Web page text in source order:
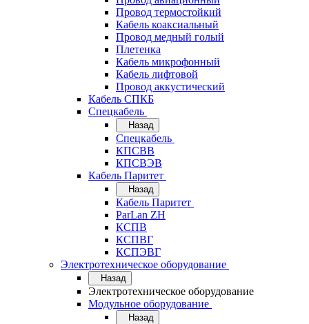
Провод термостойкий
Кабель коаксиальный
Провод медный голый
Плетенка
Кабель микрофонный
Кабель лифтовой
Провод аккустический
Кабель СПКБ
Спецкабель
Назад
Спецкабель
КПСВВ
КПСВЭВ
Кабель Паритет
Назад
Кабель Паритет
ParLan ZH
КСПВ
КСПВГ
КСПЭВГ
Электротехническое оборудование
Назад
Электротехническое оборудование
Модульное оборудование
Назад